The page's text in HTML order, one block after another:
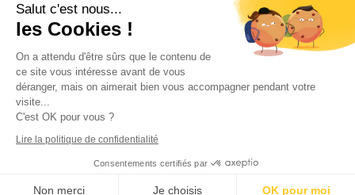
Salut c'est nous...
les Cookies !
On a attendu d'être sûrs que le contenu de
ce site vous intéresse avant de vous
déranger, mais on aimerait bien vous accompagner pendant votre
visite...
C'est OK pour vous ?
Lire la politique de confidentialité
Consentements certifiés par
Non merci Je choisis OK pour moi